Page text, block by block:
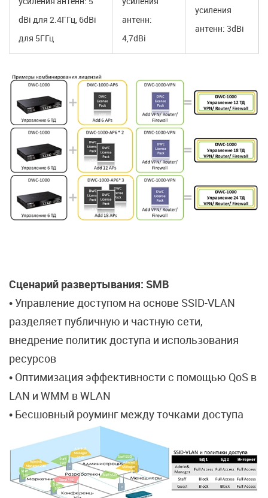
dBi для 2.4ГГц, 6dBi
для 5ГГц
антенн:
4,7dBi
усиления
антенн: 3dBi
Сценарий развертывания: SMB
• Управление доступом на основе SSID-VLAN
разделяет публичную и частную сети,
внедрение политик доступа и использования
ресурсов
• Оптимизация эффективности с помощью QoS в
LAN и WMM в WLAN
• Бесшовный роуминг между точками доступа